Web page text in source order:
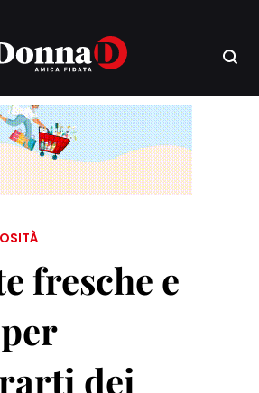
fresche e
dei